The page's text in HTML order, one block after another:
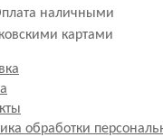
наличными
картами
обработки